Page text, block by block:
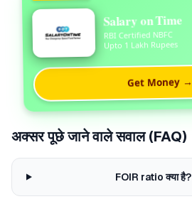
Salary on Time
RBI Certified NBFC
Upto 1 Lakh Rupees
Get Money →
अक्सर पूछे जाने वाले सवाल (FAQ)
FOIR ratio क्या है?